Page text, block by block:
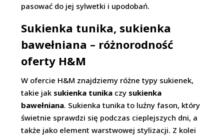
pasować do jej sylwetki i upodobań.
Sukienka tunika, sukienka
bawełniana – różnorodność
oferty H&M
W ofercie H&M znajdziemy różne typy sukienek,
takie jak sukienka tunika czy sukienka
bawełniana. Sukienka tunika to luźny fason, który
świetnie sprawdzi się podczas cieplejszych dni, a
także jako element warstwowej stylizacji. Z kolei